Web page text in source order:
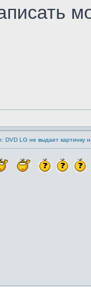
DVD LG не выдает картинку